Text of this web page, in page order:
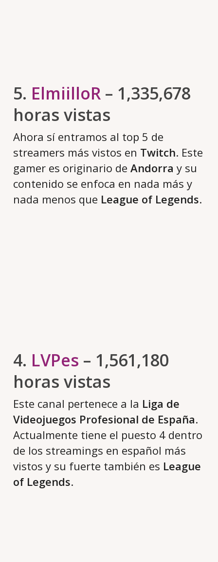
5. ElmiilloR– 1,335,678
horas vistas
Ahora sí entramos al top 5 de
streamers más vistos en Twitch. Este
gamer es originario de Andorra y su
contenido se enfoca en nada más y
nada menos que League of Legends.
4. LVPes – 1,561,180
horas vistas
Este canal pertenece a la Liga de
Videojuegos Profesional de España.
Actualmente tiene el puesto 4 dentro
de los streamings en español más
vistos y su fuerte también es League
of Legends.